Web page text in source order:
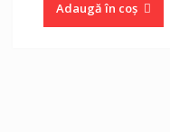
fost:
Adaugă în coș